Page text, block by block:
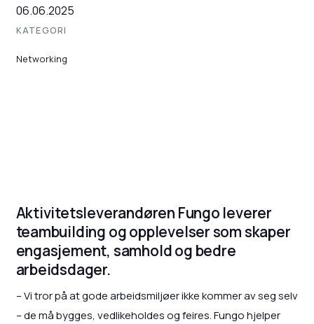
06.06.2025
KATEGORI
Networking
Aktivitetsleverandøren Fungo leverer
teambuilding og opplevelser som skaper
engasjement, samhold og bedre
arbeidsdager.
– Vi tror på at gode arbeidsmiljøer ikke kommer av seg selv
– de må bygges, vedlikeholdes og feires. Fungo hjelper